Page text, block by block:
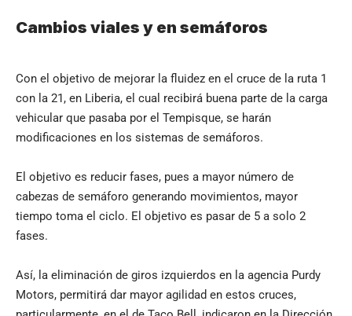
Cambios viales y en semáforos
Con el objetivo de mejorar la fluidez en el cruce de la ruta 1
con la 21, en Liberia, el cual recibirá buena parte de la carga
vehicular que pasaba por el Tempisque, se harán
modificaciones en los sistemas de semáforos.
El objetivo es reducir fases, pues a mayor número de
cabezas de semáforo generando movimientos, mayor
tiempo toma el ciclo. El objetivo es pasar de 5 a solo 2
fases.
Así, la eliminación de giros izquierdos en la agencia Purdy
Motors, permitirá dar mayor agilidad en estos cruces,